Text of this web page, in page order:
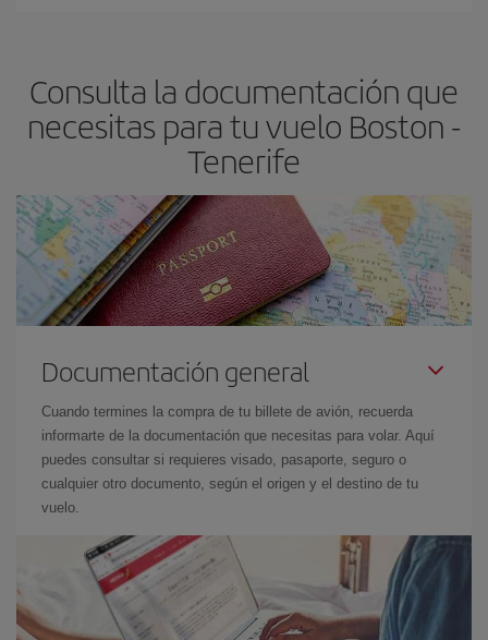
avión más baratos te saldrán. Además, si buscas los vuelos con
las fechas y los horarios del viaje un poco abiertos, podráselegir
el precio más barato.
Consulta la documentación que
necesitas para tu vuelo Boston -
Tenerife
Documentación general
Cuando termines la compra de tu billete de avión, recuerda
informarte de la documentación que necesitas para volar. Aquí
puedes consultar si requieres visado, pasaporte, seguro o
cualquier otro documento, según el origen y el destino de tu
vuelo.